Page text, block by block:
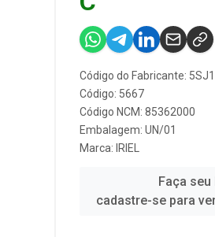
Código do Fabricante:
Código: 5667
Código NCM: 85362000
Embalagem: UN/01
Marca: IRIEL
Faça
cadastre-se para